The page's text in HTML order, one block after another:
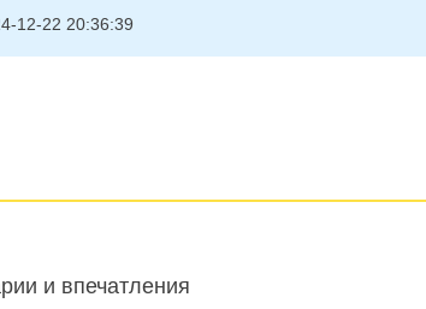
12-22 20:36:39
и впечатления